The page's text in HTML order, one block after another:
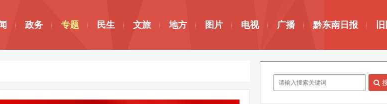
政务 专题 民生 文旅 地方 图片 电视 广播 黔东南日报